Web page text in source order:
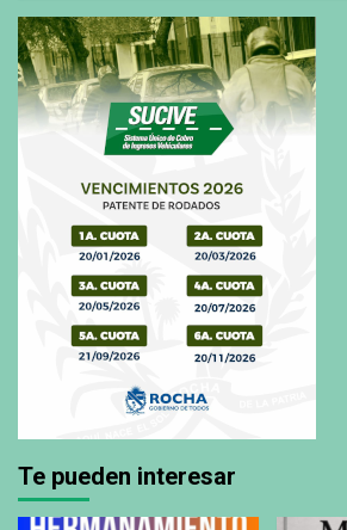
Te pueden interesar